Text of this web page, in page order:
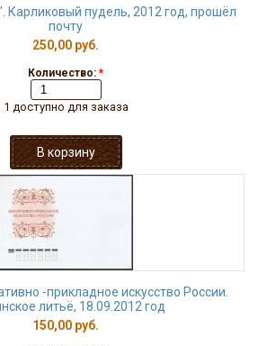
Карликовый пудель, 2012 год, прошёл
почту
250,00 руб.
Количество: *
1 доступно для заказа
-прикладное искусство России.
литьё, 18.09.2012 год
150,00 руб.